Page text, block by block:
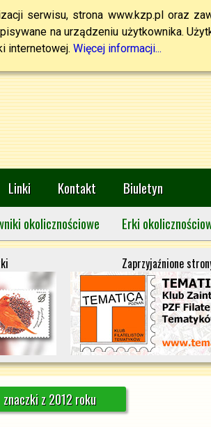
serwisu, strona www.kzp.pl oraz
na urządzeniu użytkownika.
internetowej. Więcej informacji...
Linki Kontakt
Biuletyn
okolicznościowe Erki
Zaprzyjaźnione
znaczki z 2012 roku